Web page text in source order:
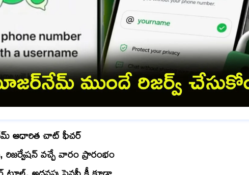
ఆధారిత చాట్ ఫీచర్
వచ్చే వారం ప్రారంభం